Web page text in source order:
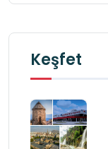
Keşfet